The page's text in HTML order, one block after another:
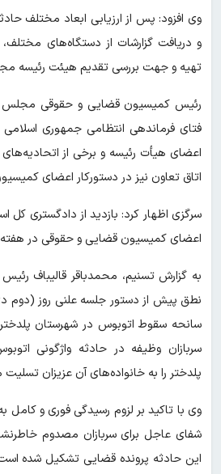
وی افزود: پس از ارزیابی ابعاد مختلف
و دریافت گزارشات از دستگاه‌های
تهیه و جهت بررسی تقدیم هیئت رئیسه
رئیس کمیسیون قضایی و حقوقی مجلس
فتای فرماندهی انتظامی جمهوری
اعضای هیأت رئیسه و برخی از
اتاق تعاون نیز در دستورکار اعضای
سرگزی اظهار کرد: بازدید از دادگستری کل
اعضای کمیسیون قضایی و حقوقی در هفته
به گزارش تسنیم، محمدباقر قالیباف
نطق پیش از دستور جلسه علنی روز (دوم
سانحه سقوط اتوبوس در شهرستان
سربازان وظیفه در حادثه واژگونی
پلدختر را به خانواده‌های آن عزیزان
وی با تاکید بر لزوم رسیدگی فوری و کامل
شفای عاجل برای سربازان مصدوم
این حادثه پرونده قضایی تشکیل شده